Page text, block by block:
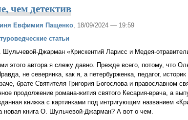
чем детектив
Евфимия Пащенко, 18/09/2024 — 19:59
статьи
Шульчевой-Джарман «Крискентий Ларисс и Медея-
этого автора я слежу давно. Прежде всего, потому, что
не северянка, как я, а петербурженка, педагог,
брате Святителя Григория Богослова и православном
продолжение романа-жития святого Кесария-врача, а
книжка с картинками под интригующим названием
новая книга О. Шульчевой-Джарман? А вот о чем.